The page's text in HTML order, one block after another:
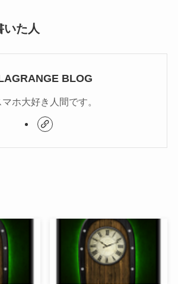
いた人
BLOG
マホ大好き人間です。